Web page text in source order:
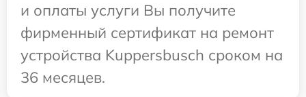
и оплаты услуги Вы получите
фирменный сертификат на ремонт
устройства Kuppersbusch сроком на
36 месяцев.